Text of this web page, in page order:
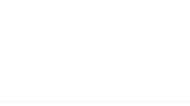
화를 공식적으로 요구한 적이 없기 때문이다. 지